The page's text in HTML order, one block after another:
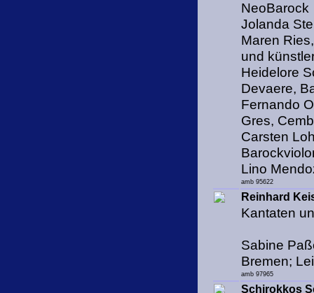
NeoBarock
Jolanda
Maren
und
Heidelore
Devaere,
Fernando
Gres,
Carsten
Lino
amb 95622
Reinhard
Kantaten
Sabine
Bremen;
amb 97965
Schirokkos